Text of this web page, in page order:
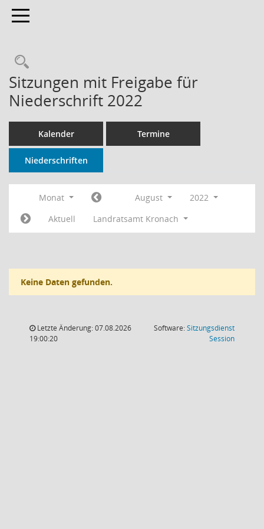
Toggle navigation
Rechercheauswahl
Sitzungen mit Freigabe für
Niederschrift 2022
Kalender Termine
Niederschriften
Monat August
2022
Aktuell
Landratsamt Kronach
Keine Daten gefunden.
Letzte Änderung: 07.08.2026
19:00:20
Software:Sitzungsdienst
Session(Wird in